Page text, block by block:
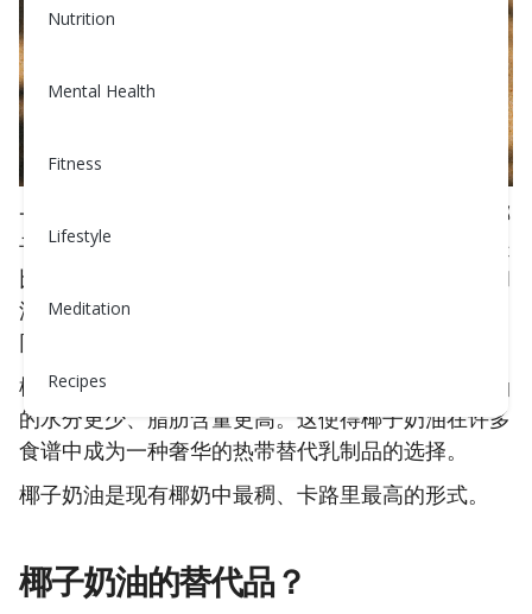
Nutrition
Mental Health
Fitness
Lifestyle
Meditation
Recipes
一般来说，椰奶和椰子奶油是通过挤压成熟的棕色椰
子的果肉来制成的，并保存出来的液体。椰子奶油是
比椰奶更浓稠的形式，但两者在泰国、印度、印尼和
波利尼西亚的料理中都有重要地位。这与椰子水不
同，椰子水来自未成熟的绿椰子，不需要任何挤压。
椰子奶油和椰奶之间的主要差异其实不大：椰子奶油
的水分更少、脂肪含量更高。这使得椰子奶油在许多
食谱中成为一种奢华的热带替代乳制品的选择。
椰子奶油是现有椰奶中最稠、卡路里最高的形式。
椰子奶油的替代品？